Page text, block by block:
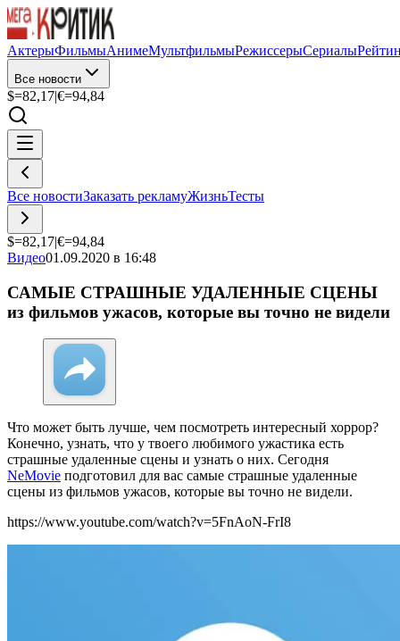
АктерыФильмыАнимеМультфильмыРежиссерыСериалы
Все новости
$=82,17|€=94,84
Все новостиЗаказать рекламуЖизньТесты
$=82,17|€=94,84
Видео01.09.2020 в 16:48
САМЫЕ СТРАШНЫЕ УДАЛЕННЫЕ СЦЕНЫ
из фильмов ужасов, которые вы точно не видели
Что может быть лучше, чем посмотреть интересный хоррор?
Конечно, узнать, что у твоего любимого ужастика есть
страшные удаленные сцены и узнать о них. Сегодня
NeMovie подготовил для вас самые страшные удаленные
сцены из фильмов ужасов, которые вы точно не видели.
https://www.youtube.com/watch?v=5FnAoN-FrI8